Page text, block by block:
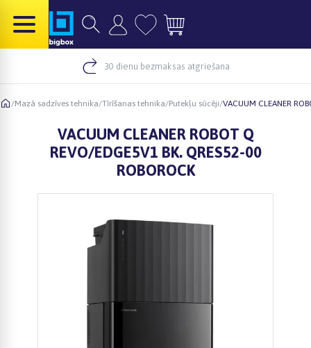
30 dienu bezmaksas atgriešana
/Mazā sadzīves tehnika/Tīrīšanas tehnika/Putekļu sūcēji/VACUUM CLEANER
VACUUM CLEANER ROBOT Q
REVO/EDGE5V1 BK. QRES52-00
ROBOROCK